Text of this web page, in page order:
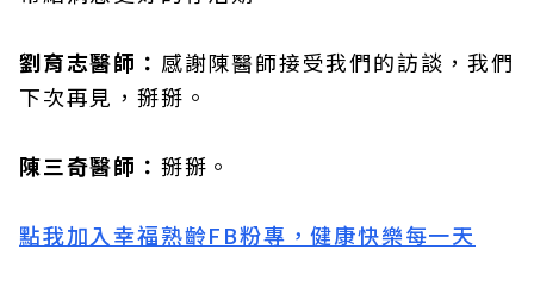
劉育志醫師： 感謝陳醫師接受我們的訪談，我們
下次再見，掰掰。
陳三奇醫師： 掰掰。
點我加入幸福熟齡FB粉專，健康快樂每一天